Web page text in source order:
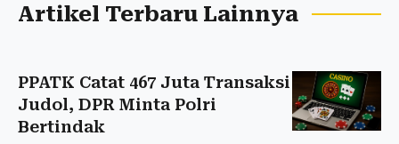
Artikel Terbaru Lainnya
PPATK Catat 467 Juta Transaksi
Judol, DPR Minta Polri
Bertindak